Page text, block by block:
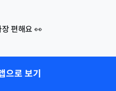
편해요 👀
으로 보기